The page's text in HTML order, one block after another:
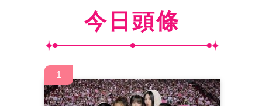
今日頭條
1